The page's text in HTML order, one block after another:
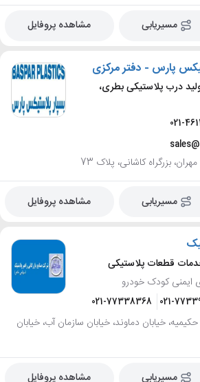
مسیریابی مشاهده پروفایل
پارس - دفتر مرکزی
درب پلاستیکی بطری،
021-
مسیریابی مشاهده پروفایل
قطعات پلاستیکی
ایمنی کودک خودرو
021-
021-77338368
4، محله حکیمیه، خیابان دماوند، خیابان سازمان آب، خیابان
مسیریابی مشاهده پروفایل